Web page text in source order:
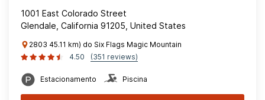
1001 East Colorado Street
Glendale, California 91205, United States
2803 45.11 km) do Six Flags Magic Mountain
4.50
(351 reviews)
Estacionamento Piscina